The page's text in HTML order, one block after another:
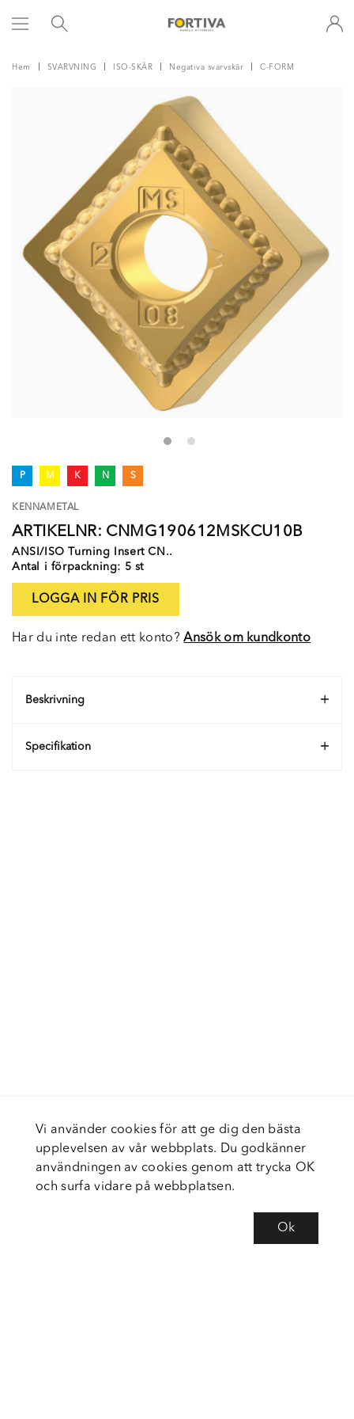
Hem SVARVNING ISO-SKÄR Negativa svarvskär C-FORM
P M K N S
KENNAMETAL
ARTIKELNR: CNMG190612MSKCU10B
ANSI/ISO Turning Insert CN..
Antal i förpackning: 5 st
LOGGA IN FÖR PRIS
Har du inte redan ett konto?Ansök om kundkonto
Beskrivning
Specifikation
Vi använder cookies för att ge dig den bästa
upplevelsen av vår webbplats. Du godkänner
användningen av cookies genom att trycka OK
och surfa vidare på webbplatsen.
Ok